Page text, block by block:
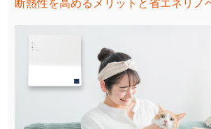
断熱性を高めるメリットと省エネリノ